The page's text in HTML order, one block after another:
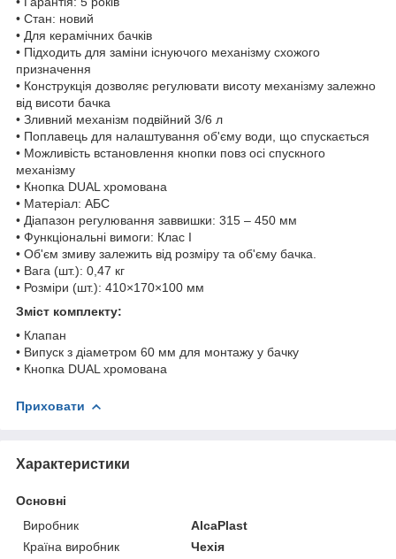
• Стан: новий
• Для керамічних бачків
• Підходить для заміни існуючого механізму схожого
призначення
• Конструкція дозволяє регулювати висоту механізму залежно
від висоти бачка
• Зливний механізм подвійний 3/6 л
• Поплавець для налаштування об'єму води, що спускається
• Можливість встановлення кнопки повз осі спускного
механізму
• Кнопка DUAL хромована
• Матеріал: АБС
• Діапазон регулювання заввишки: 315 – 450 мм
• Функціональні вимоги: Клас I
• Об'єм змиву залежить від розміру та об'єму бачка.
• Вага (шт.): 0,47 кг
• Розміри (шт.): 410×170×100 мм
Зміст комплекту:
• Клапан
• Випуск з діаметром 60 мм для монтажу у бачку
• Кнопка DUAL хромована
Приховати
Характеристики
Основні
Виробник
AlcaPlast
Країна виробник
Чехія